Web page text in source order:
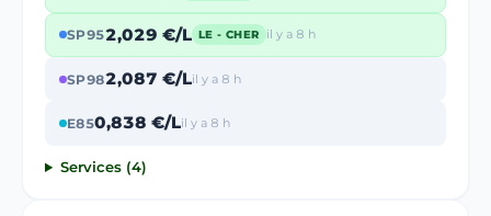
SP952,029 €/L LE - CHER il y a 8 h
SP982,087 €/Lil y a 8 h
E850,838 €/Lil y a 8 h
Services (4)